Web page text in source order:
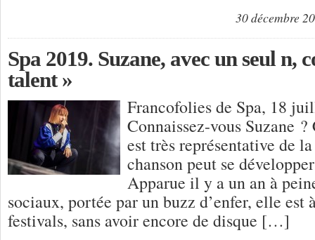
30 décembre
Spa 2019. Suzane, avec un seul n,
talent »
Francofolies de Spa, 18
Connaissez-vous Suzane
est très représentative de
chanson peut se
Apparue il y a un an à
sociaux, portée par un buzz d’enfer, elle est
festivals, sans avoir encore de disque […]